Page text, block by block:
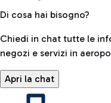
Di cosa hai bisogno?
Chiedi in chat tutte le
negozi e servizi in
Apri la chat